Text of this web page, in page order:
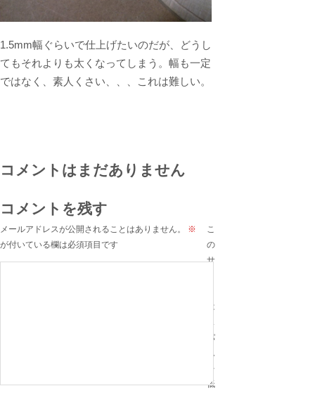
1.5mm幅ぐらいで仕上げたいのだが、どうし
てもそれよりも太くなってしまう。幅も一定
ではなく、素人くさい、、、これは難しい。
コメントはまだありません
コメントを残す
メールアドレスが公開されることはありません。
※
が付いている欄は必須項目です
こ
の
サ
は
ス
パ
ム
を
低